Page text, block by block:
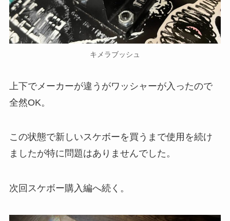
キメラブッシュ
上下でメーカーが違うがワッシャーが入ったので
全然OK。
この状態で新しいスケボーを買うまで使用を続け
ましたが特に問題はありませんでした。
次回スケボー購入編へ続く。